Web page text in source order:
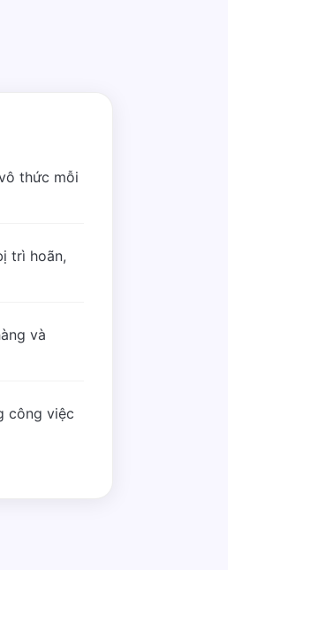
thức mỗi
trì hoãn,
và
công việc